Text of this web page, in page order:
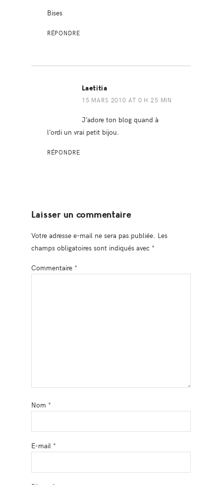
Bises
RÉPONDRE
Laetitia
15 MARS 2010 AT 0 H 25 MIN
J’adore ton blog quand à
l’ordi un vrai petit bijou.
RÉPONDRE
Laisser un commentaire
Votre adresse e-mail ne sera pas publiée. Les
champs obligatoires sont indiqués avec *
Commentaire *
Nom *
E-mail *